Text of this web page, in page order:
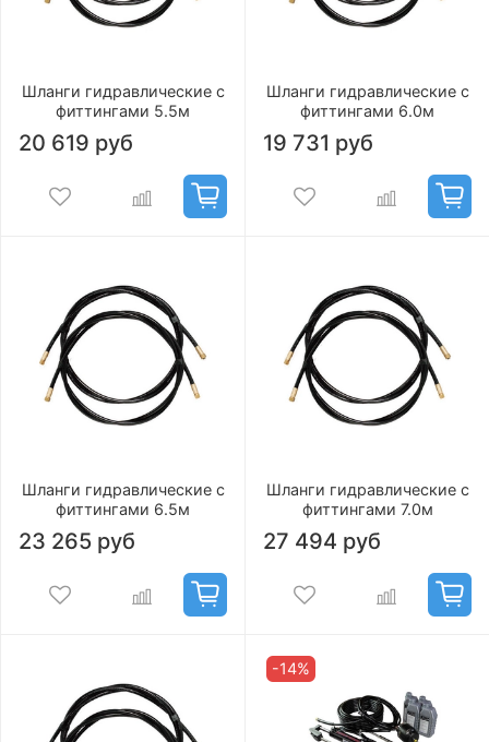
Шланги гидравлические с
фиттингами 5.5м
20 619 руб
Шланги гидравлические с
фиттингами 6.0м
19 731 руб
Шланги гидравлические с
фиттингами 6.5м
23 265 руб
Шланги гидравлические с
фиттингами 7.0м
27 494 руб
-14%